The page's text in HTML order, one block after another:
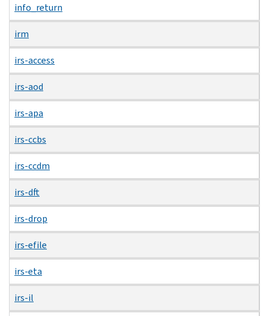
info_return
irm
irs-access
irs-aod
irs-apa
irs-ccbs
irs-ccdm
irs-dft
irs-drop
irs-efile
irs-eta
irs-il